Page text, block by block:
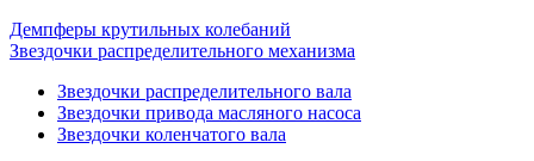
Демпферы крутильных колебаний
Звездочки распределительного механизма
Звездочки распределительного вала
Звездочки привода масляного насоса
Звездочки коленчатого вала